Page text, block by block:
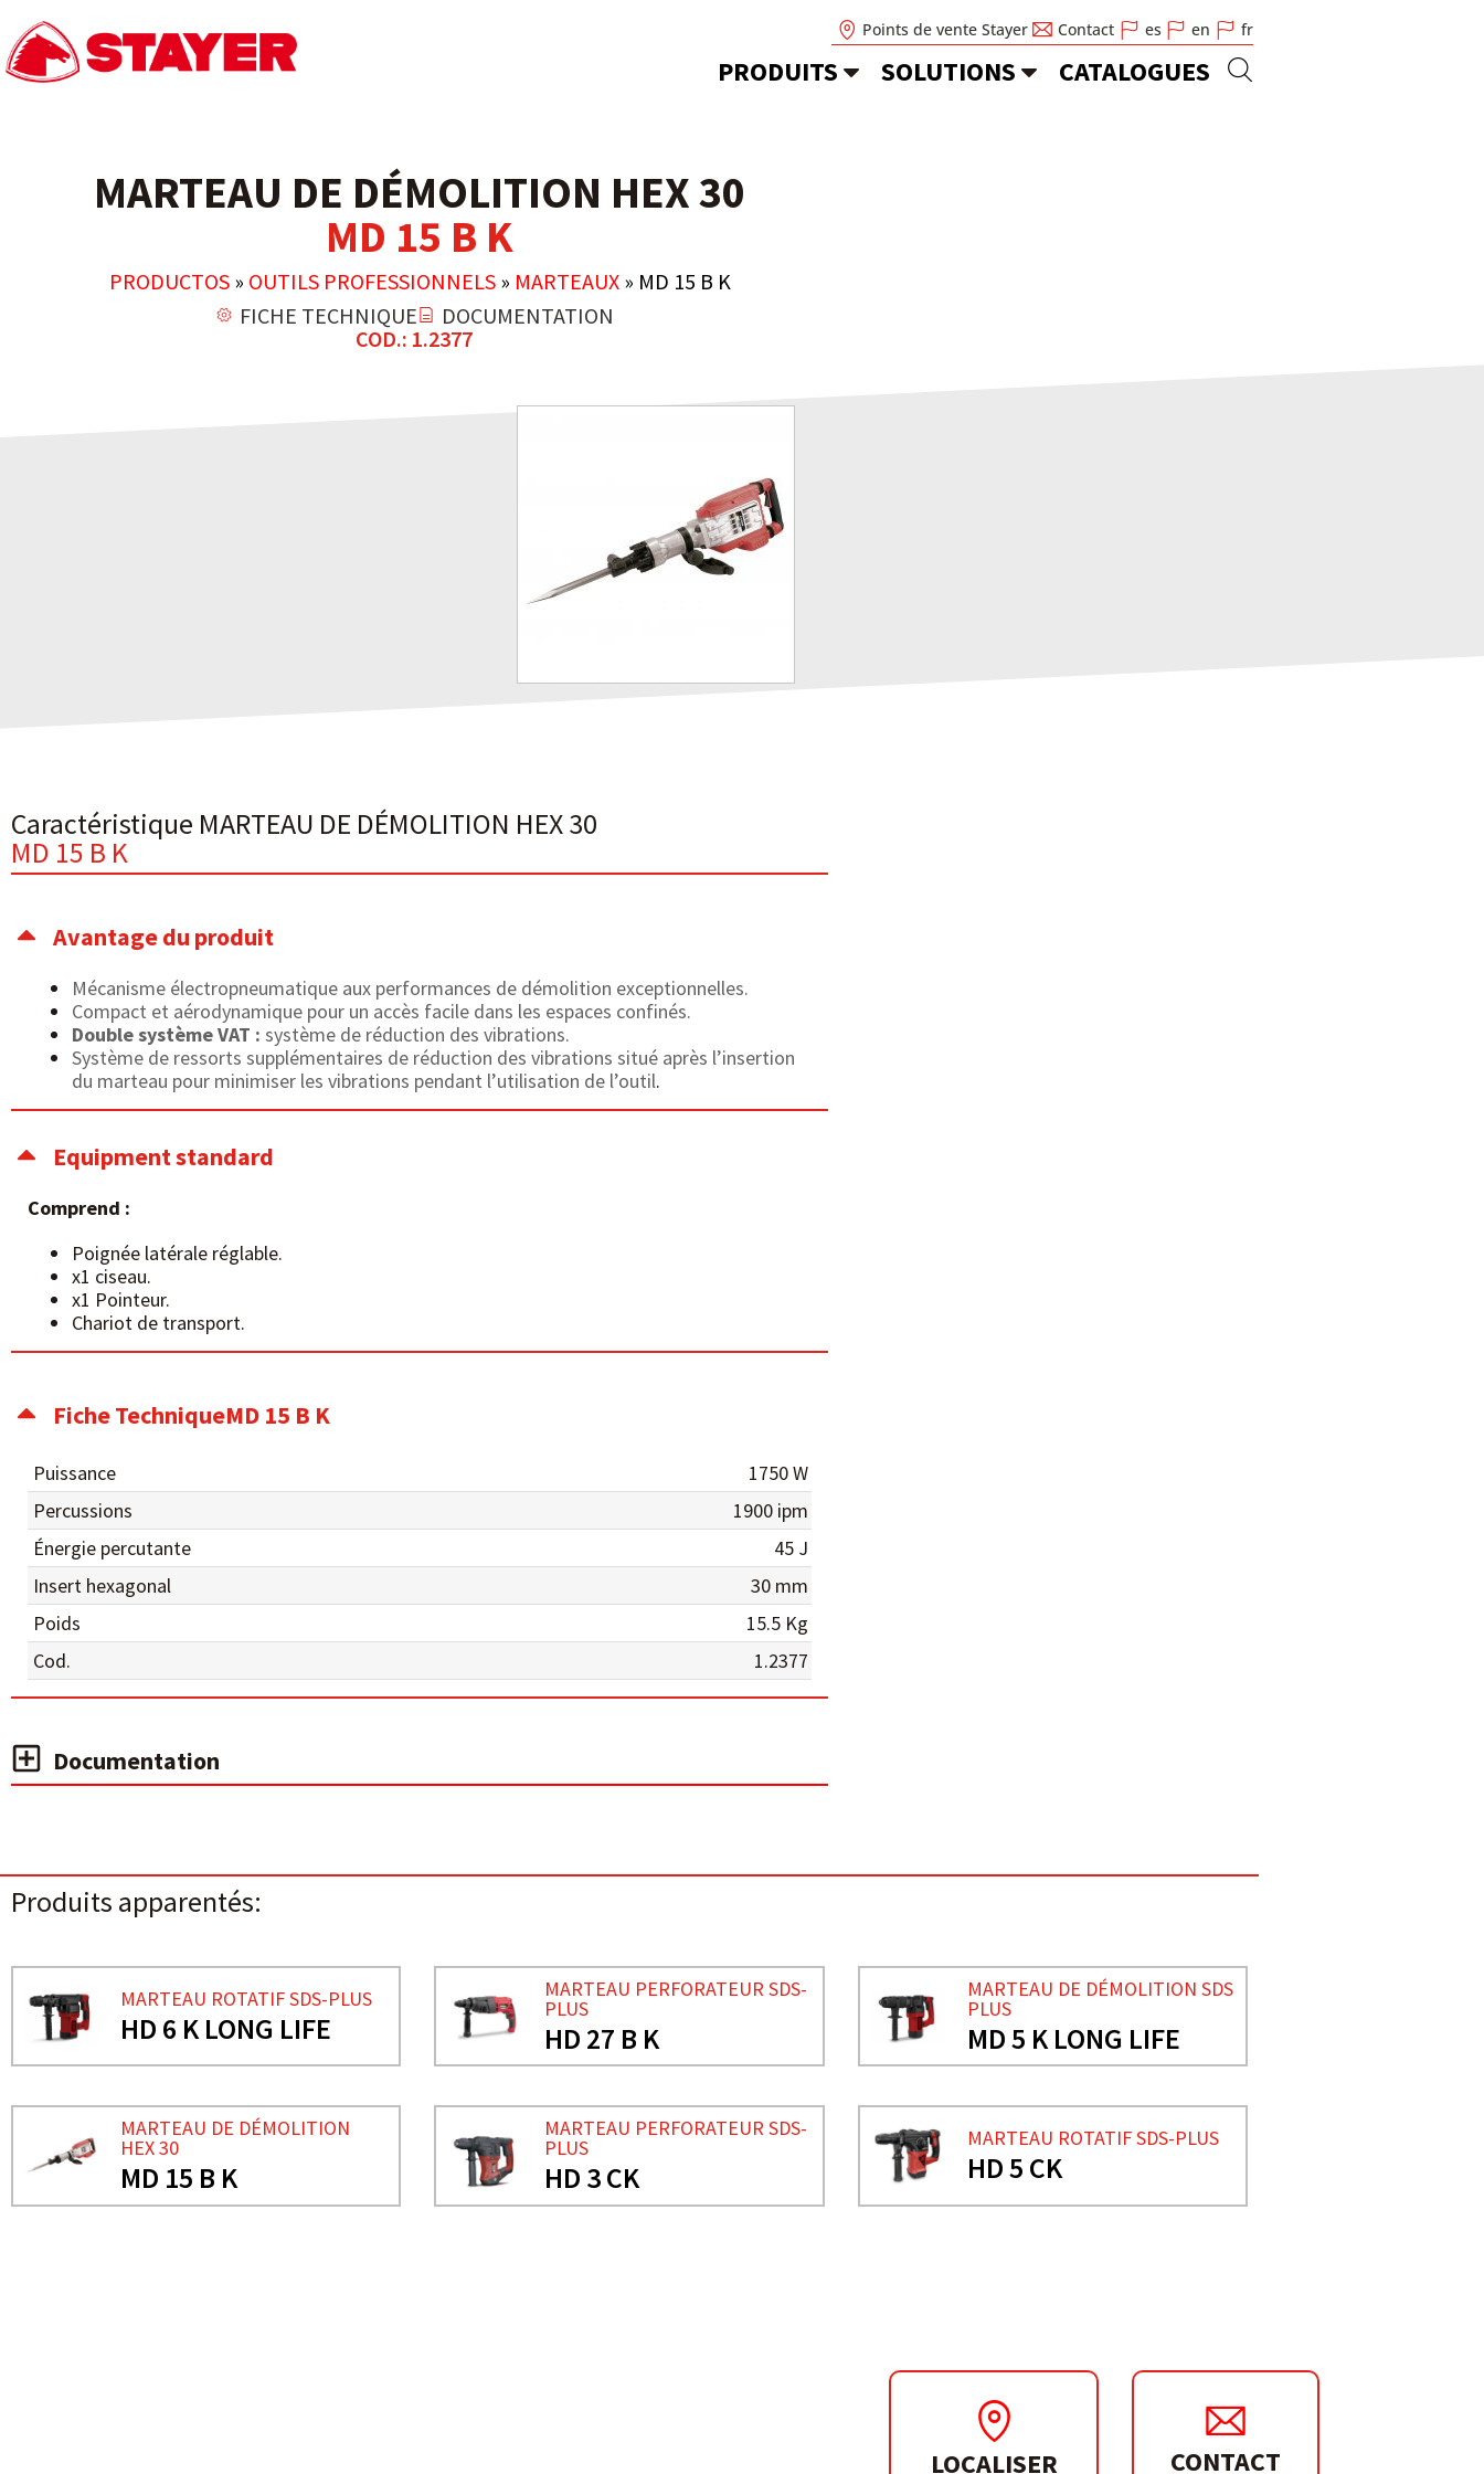
Points de vente Stayer Contact es en fr
PRODUITS SOLUTIONS CATALOGUES
MARTEAU DE DÉMOLITION HEX 30
MD 15 B K
PRODUCTOS» OUTILS PROFESSIONNELS» MARTEAUX» MD 15 B K
FICHE TECHNIQUE
DOCUMENTATION
COD.: 1.2377
Caractéristique MARTEAU DE DÉMOLITION HEX 30
MD 15 B K
Avantage du produit
Mécanisme électropneumatique aux performances de démolition exceptionnelles.
Compact et aérodynamique pour un accès facile dans les espaces confinés.
Double système VAT : système de réduction des vibrations.
Système de ressorts supplémentaires de réduction des vibrations situé après l’insertion
du marteau pour minimiser les vibrations pendant l’utilisation de l’outil.
Equipment standard
Comprend :
Poignée latérale réglable.
x1 ciseau.
x1 Pointeur.
Chariot de transport.
Fiche TechniqueMD 15 B K
Puissance
1750 W
Percussions
1900 ipm
Énergie percutante
45 J
Insert hexagonal
30 mm
Poids
15.5 Kg
Cod.
1.2377
Documentation
Produits apparentés:
MARTEAU ROTATIF SDS-PLUS
HD 6 K LONG LIFE
MARTEAU PERFORATEUR SDS-
PLUS
HD 27 B K
MARTEAU DE DÉMOLITION SDS
PLUS
MD 5 K LONG LIFE
MARTEAU DE DÉMOLITION
HEX 30
MD 15 B K
MARTEAU PERFORATEUR SDS-
PLUS
HD 3 CK
MARTEAU ROTATIF SDS-PLUS
HD 5 CK
LOCALISER CONTACT